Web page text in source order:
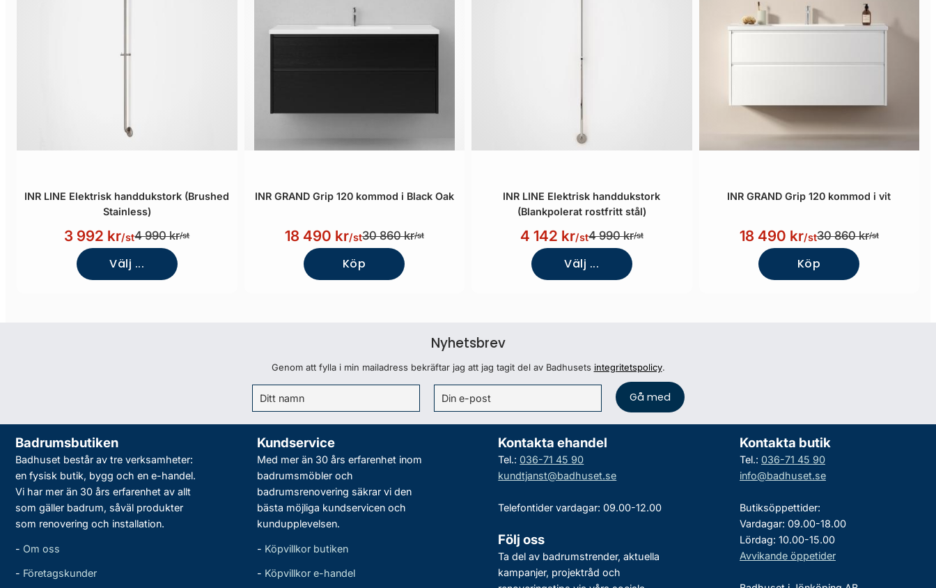
INR LINE Elektrisk handdukstork (Brushed
Stainless)
3 992 kr/st4 990 kr/st
Välj ...
INR GRAND Grip 120 kommod i Black Oak
18 490 kr/st30 860 kr/st
Köp
INR LINE Elektrisk handdukstork
(Blankpolerat rostfritt stål)
4 142 kr/st4 990 kr/st
Välj ...
INR GRAND Grip 120 kommod i vit
18 490 kr/st30 860 kr/st
Köp
Nyhetsbrev
Genom att fylla i min mailadress bekräftar jag att jag tagit del av Badhusets integritetspolicy.
Badrumsbutiken
Badhuset består av tre verksamheter:
en fysisk butik, bygg och en e-handel.
Vi har mer än 30 års erfarenhet av allt
som gäller badrum, såväl produkter
som renovering och installation.
- Om oss
- Företagskunder
Kundservice
Med mer än 30 års erfarenhet inom
badrumsmöbler och
badrumsrenovering säkrar vi den
bästa möjliga kundservicen och
kundupplevelsen.
- Köpvillkor butiken
- Köpvillkor e-handel
Kontakta ehandel
Tel.: 036-71 45 90
kundtjanst@badhuset.se
Telefontider vardagar: 09.00-12.00
Följ oss
Ta del av badrumstrender, aktuella
kampanjer, projektråd och
Kontakta butik
Tel.: 036-71 45 90
info@badhuset.se
Butiksöppettider:
Vardagar: 09.00-18.00
Lördag: 10.00-15.00
Avvikande öppetider